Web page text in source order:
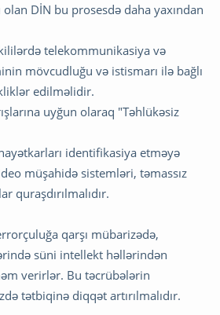
DİN bu prosesdə daha yaxından
telekommunikasiya və
mövcudluğu və istismarı ilə bağlı
edilməlidir.
uyğun olaraq "Təhlükəsiz
identifikasiya etməyə
müşahidə sistemləri, təmassız
quraşdırılmalıdır.
qarşı mübarizədə,
süni intellekt həllərindən
verirlər. Bu təcrübələrin
tətbiqinə diqqət artırılmalıdır.